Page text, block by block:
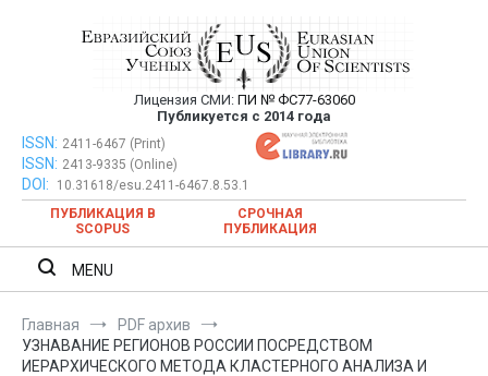
Евразийский Союз Ученых —
публикация научных статей в
ежемесячном научном журнале
Лицензия СМИ: ПИ № ФС77-63060
Публикуется с 2014 года
Евразийский Союз Ученых — публикация научных статей в
ежемесячном научном журнале
ISSN: 2411-6467 (Print)
ISSN: 2413-9335 (Online)
DOI:
10.31618/esu.2411-6467.8.53.1
ПУБЛИКАЦИЯ В
SCOPUS
СРОЧНАЯ
ПУБЛИКАЦИЯ
MENU
Главная
PDF архив
УЗНАВАНИЕ РЕГИОНОВ РОССИИ ПОСРЕДСТВОМ
ИЕРАРХИЧЕСКОГО МЕТОДА КЛАСТЕРНОГО АНАЛИЗА И